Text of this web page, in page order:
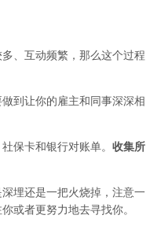
、互动频繁，那么这个过程
做到让你的雇主和同事深深相
保卡和银行对账单。 收集所
埋还是一把火烧掉，注意一
或者更努力地去寻找你。